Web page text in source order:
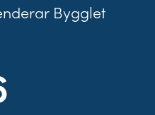
Bygglet